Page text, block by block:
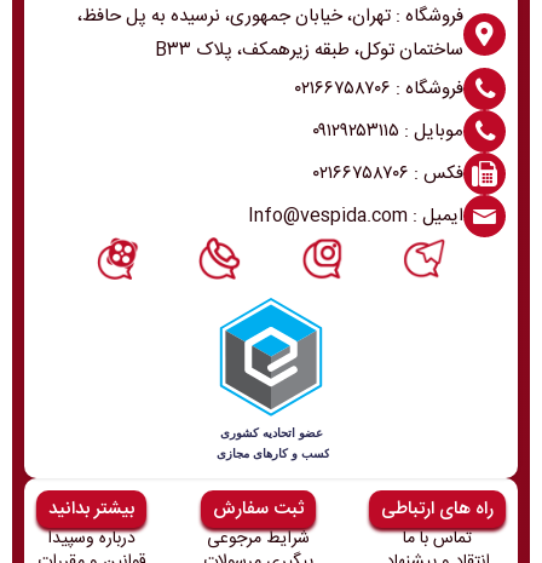
فروشگاه : تهران، خیابان جمهوری، نرسیده به پل حافظ،
ساختمان توکل، طبقه زیرهمکف، پلاک B۳۳
فروشگاه : ۰۲۱۶۶۷۵۸۷۰۶
موبایل : ۰۹۱۲۹۲۵۳۱۱۵
فکس : ۰۲۱۶۶۷۵۸۷۰۶
ایمیل : Info@vespida.com
راه های ارتباطی
تماس با ما
ثبت سفارش
شرایط مرجوعی
بیشتر بدانید
درباره وسپیدا